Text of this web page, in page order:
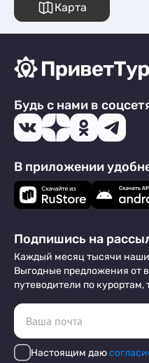
Карта
Будь с нами в
В приложении
Подпишись на
Каждый месяц тысячи
Выгодные предложения от
путеводители по
Настоящим даю